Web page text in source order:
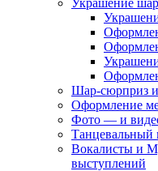
Украшение
Шар-сюрприз и
Оформление
Фото — и
Танцевальный
Вокалисты и
выступлений